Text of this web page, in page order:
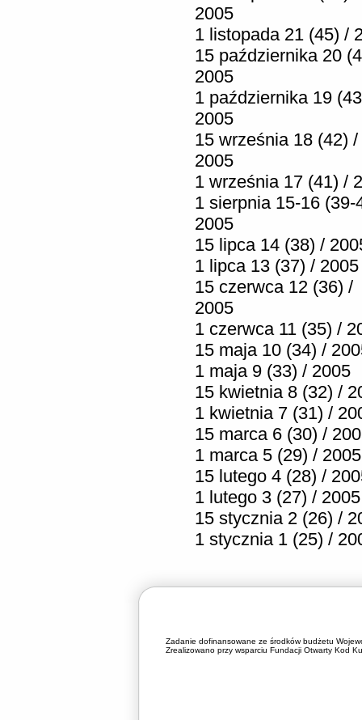
2005
1 listopada 21 (45) /
15 października 20
2005
1 października 19
2005
15 września 18 (42) /
2005
1 września 17 (41) /
1 sierpnia 15-16 (39-
2005
15 lipca 14 (38) /
1 lipca 13 (37) / 2005
15 czerwca 12 (36) /
2005
1 czerwca 11 (35) /
15 maja 10 (34) /
1 maja 9 (33) / 2005
15 kwietnia 8 (32) /
1 kwietnia 7 (31) /
15 marca 6 (30) /
1 marca 5 (29) / 2005
15 lutego 4 (28) /
1 lutego 3 (27) / 2005
15 stycznia 2 (26) /
1 stycznia 1 (25) /
Zadanie dofinansowane ze środków budżetu
Zrealizowano przy wsparciu Fundacji Otwarty Kod